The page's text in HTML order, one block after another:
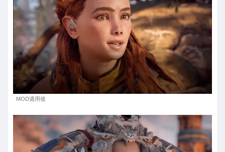
MOD適用後